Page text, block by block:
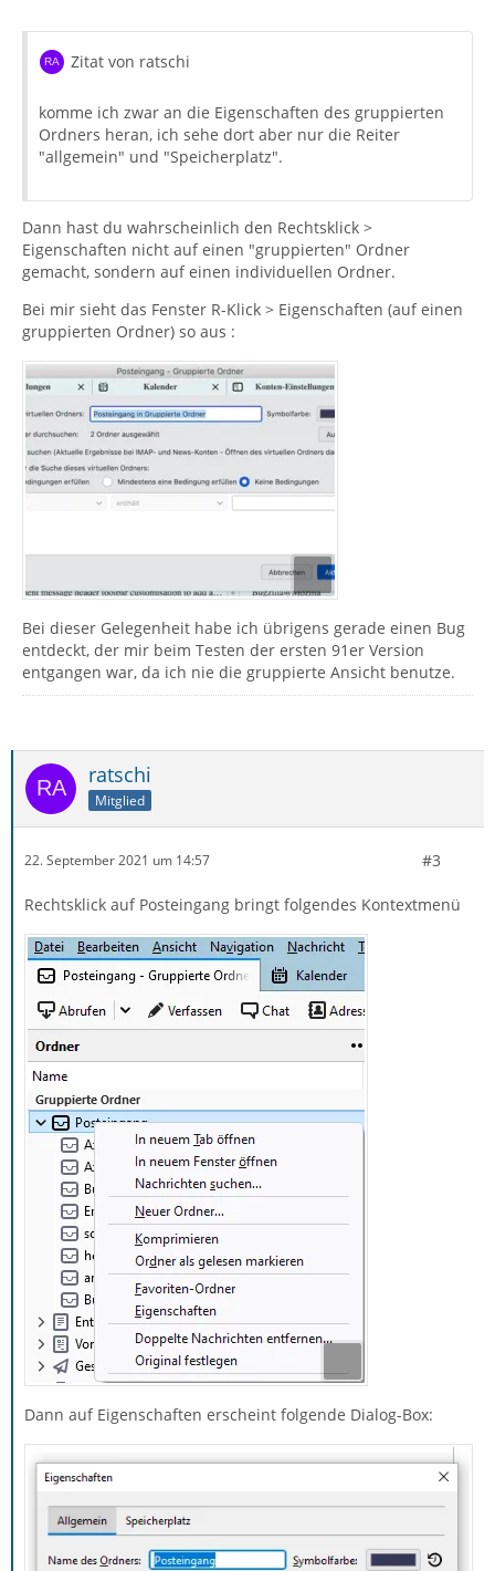
Zitat von ratschi
komme ich zwar an die Eigenschaften des gruppierten
Ordners heran, ich sehe dort aber nur die Reiter
"allgemein" und "Speicherplatz".
Dann hast du wahrscheinlich den Rechtsklick >
Eigenschaften nicht auf einen "gruppierten" Ordner
gemacht, sondern auf einen individuellen Ordner.
Bei mir sieht das Fenster R-Klick > Eigenschaften (auf einen
gruppierten Ordner) so aus :
Bei dieser Gelegenheit habe ich übrigens gerade einen Bug
entdeckt, der mir beim Testen der ersten 91er Version
entgangen war, da ich nie die gruppierte Ansicht benutze.
ratschi
Mitglied
22. September 2021 um 14:57 #3
Rechtsklick auf Posteingang bringt folgendes Kontextmenü
Dann auf Eigenschaften erscheint folgende Dialog-Box: